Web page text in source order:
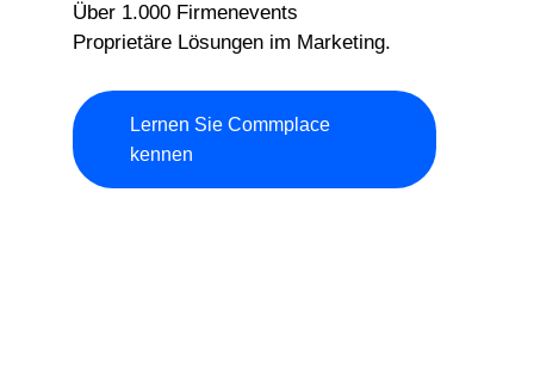
Über 1.000 Firmenevents
Proprietäre Lösungen im Marketing.
Lernen Sie Commplace
kennen